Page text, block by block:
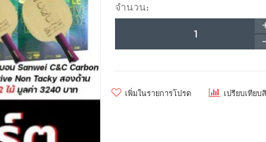
จำนวน:
เพิ่มในรายการโปรด เปรียบเทียบ